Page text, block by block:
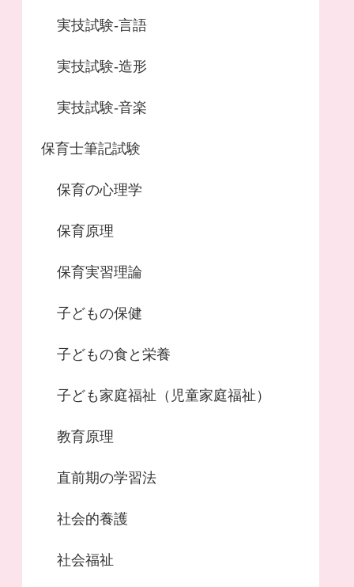
実技試験-言語
実技試験-造形
実技試験-音楽
保育士筆記試験
保育の心理学
保育原理
保育実習理論
子どもの保健
子どもの食と栄養
子ども家庭福祉（児童家庭福祉）
教育原理
直前期の学習法
社会的養護
社会福祉